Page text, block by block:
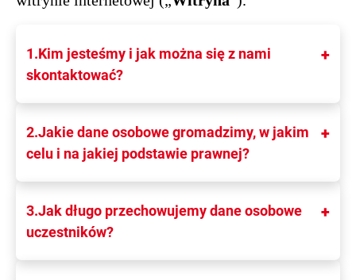
1.Kim jesteśmy i jak można się z nami
skontaktować?
2.Jakie dane osobowe gromadzimy, w jakim
celu i na jakiej podstawie prawnej?
3.Jak długo przechowujemy dane osobowe
uczestników?